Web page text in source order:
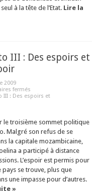
à la tête de l’Etat. Lire la
III : Des espoirs et
2009
fermés
III : Des espoirs et
le troisième sommet politique
Malgré son refus de se
la capitale mozambicaine,
a participé à distance
L’espoir est permis pour
pays se trouve, plus que
une impasse pour d’autres.
»